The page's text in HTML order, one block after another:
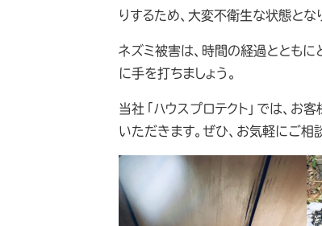
りするため、大変不衛生な状態とな
ネズミ被害は、時間の経過ととも
に手を打ちましょう。
当社「ハウスプロテクト」では、
いただきます。ぜひ、お気軽にご相